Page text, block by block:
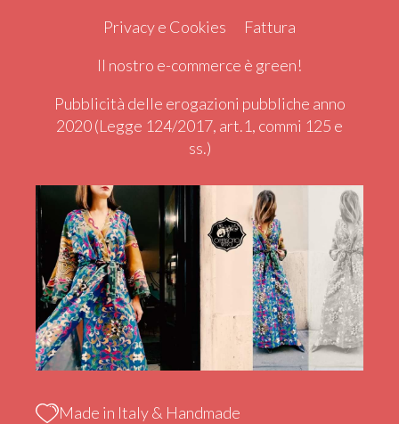
Privacy e Cookies
Fattura
Il nostro e-commerce è green!
Pubblicità delle erogazioni pubbliche anno
2020 (Legge 124/2017, art.1, commi 125 e
ss.)
Made in Italy & Handmade